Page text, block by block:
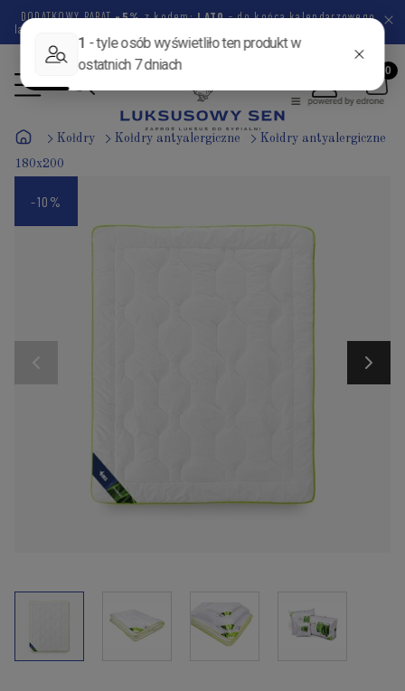
DODATKOWY RABAT-5%z kodem:LATO- do końca kalendarzowego
lata pozostało
Kołdry Kołdry antyalergiczne Kołdry antyalergiczne
180x200
-10%